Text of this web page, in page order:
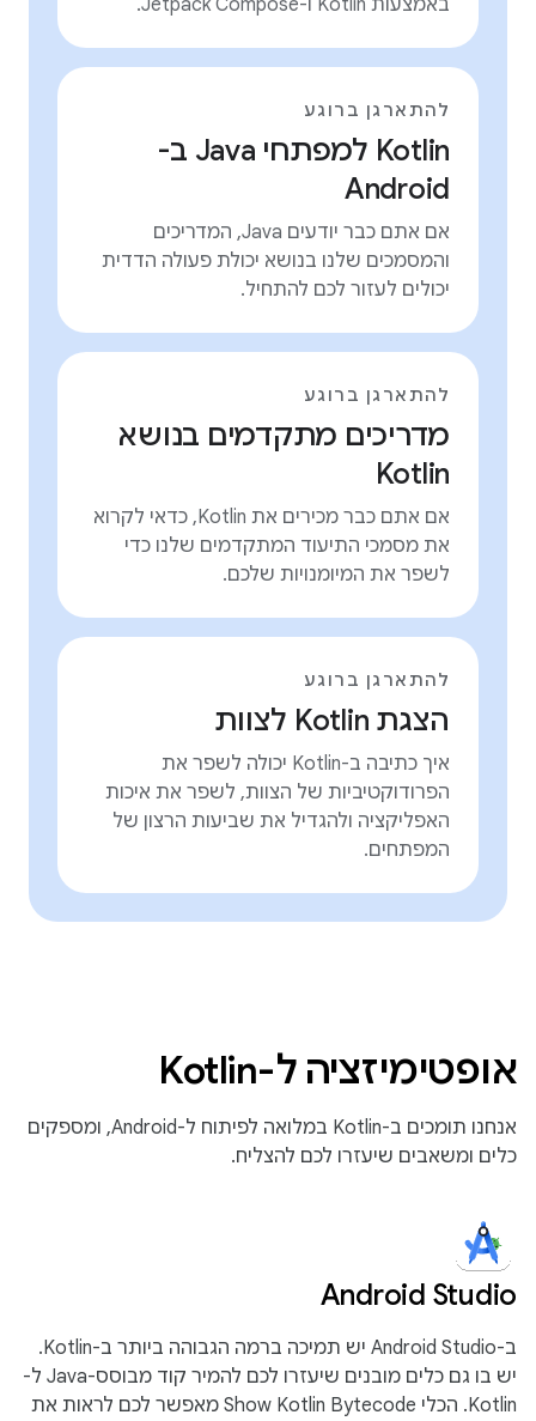
באמצעות Kotlin ו-Jetpack Compose.
להתארגן ברוגע
Kotlin למפתחי Java ב-
Android
אם אתם כבר יודעים Java, המדריכים
והמסמכים שלנו בנושא יכולת פעולה הדדית
יכולים לעזור לכם להתחיל.
להתארגן ברוגע
מדריכים מתקדמים בנושא
Kotlin
אם אתם כבר מכירים את Kotlin, כדאי לקרוא
את מסמכי התיעוד המתקדמים שלנו כדי
לשפר את המיומנויות שלכם.
להתארגן ברוגע
הצגת Kotlin לצוות
איך כתיבה ב-Kotlin יכולה לשפר את
הפרודוקטיביות של הצוות, לשפר את איכות
האפליקציה ולהגדיל את שביעות הרצון של
המפתחים.
אופטימיזציה ל-Kotlin
אנחנו תומכים ב-Kotlin במלואה לפיתוח ל-Android, ומספקים
כלים ומשאבים שיעזרו לכם להצליח.
Android Studio
ב-Android Studio יש תמיכה ברמה הגבוהה ביותר ב-Kotlin.
יש בו גם כלים מובנים שיעזרו לכם להמיר קוד מבוסס-Java ל-
Kotlin. הכלי Show Kotlin Bytecode מאפשר לכם לראות את